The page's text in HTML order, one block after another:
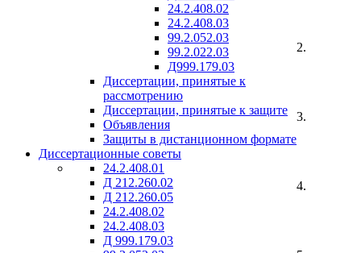
24.2.408.02
24.2.408.03
99.2.052.03
99.2.022.03
Д999.179.03
Диссертации, принятые к
рассмотрению
Диссертации, принятые к защите
Объявления
Защиты в дистанционном формате
Диссертационные советы
24.2.408.01
Д 212.260.02
Д 212.260.05
24.2.408.02
24.2.408.03
Д 999.179.03
2.
3.
4.